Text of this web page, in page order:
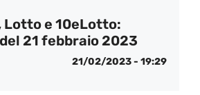
e 10eLotto:
21 febbraio 2023
21/02/2023 - 19:29